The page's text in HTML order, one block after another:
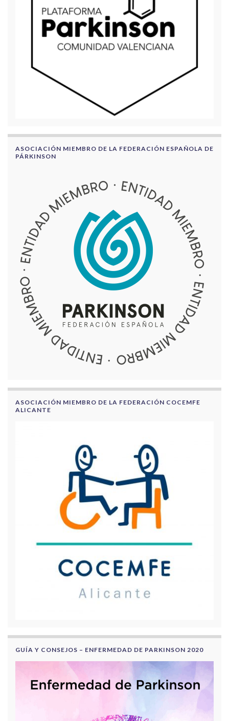
ASOCIACIÓN MIEMBRO DE LA FEDERACIÓN ESPAÑOLA DE
PÁRKINSON
ASOCIACIÓN MIEMBRO DE LA FEDERACIÓN COCEMFE
ALICANTE
GUÍA Y CONSEJOS – ENFERMEDAD DE PARKINSON 2020